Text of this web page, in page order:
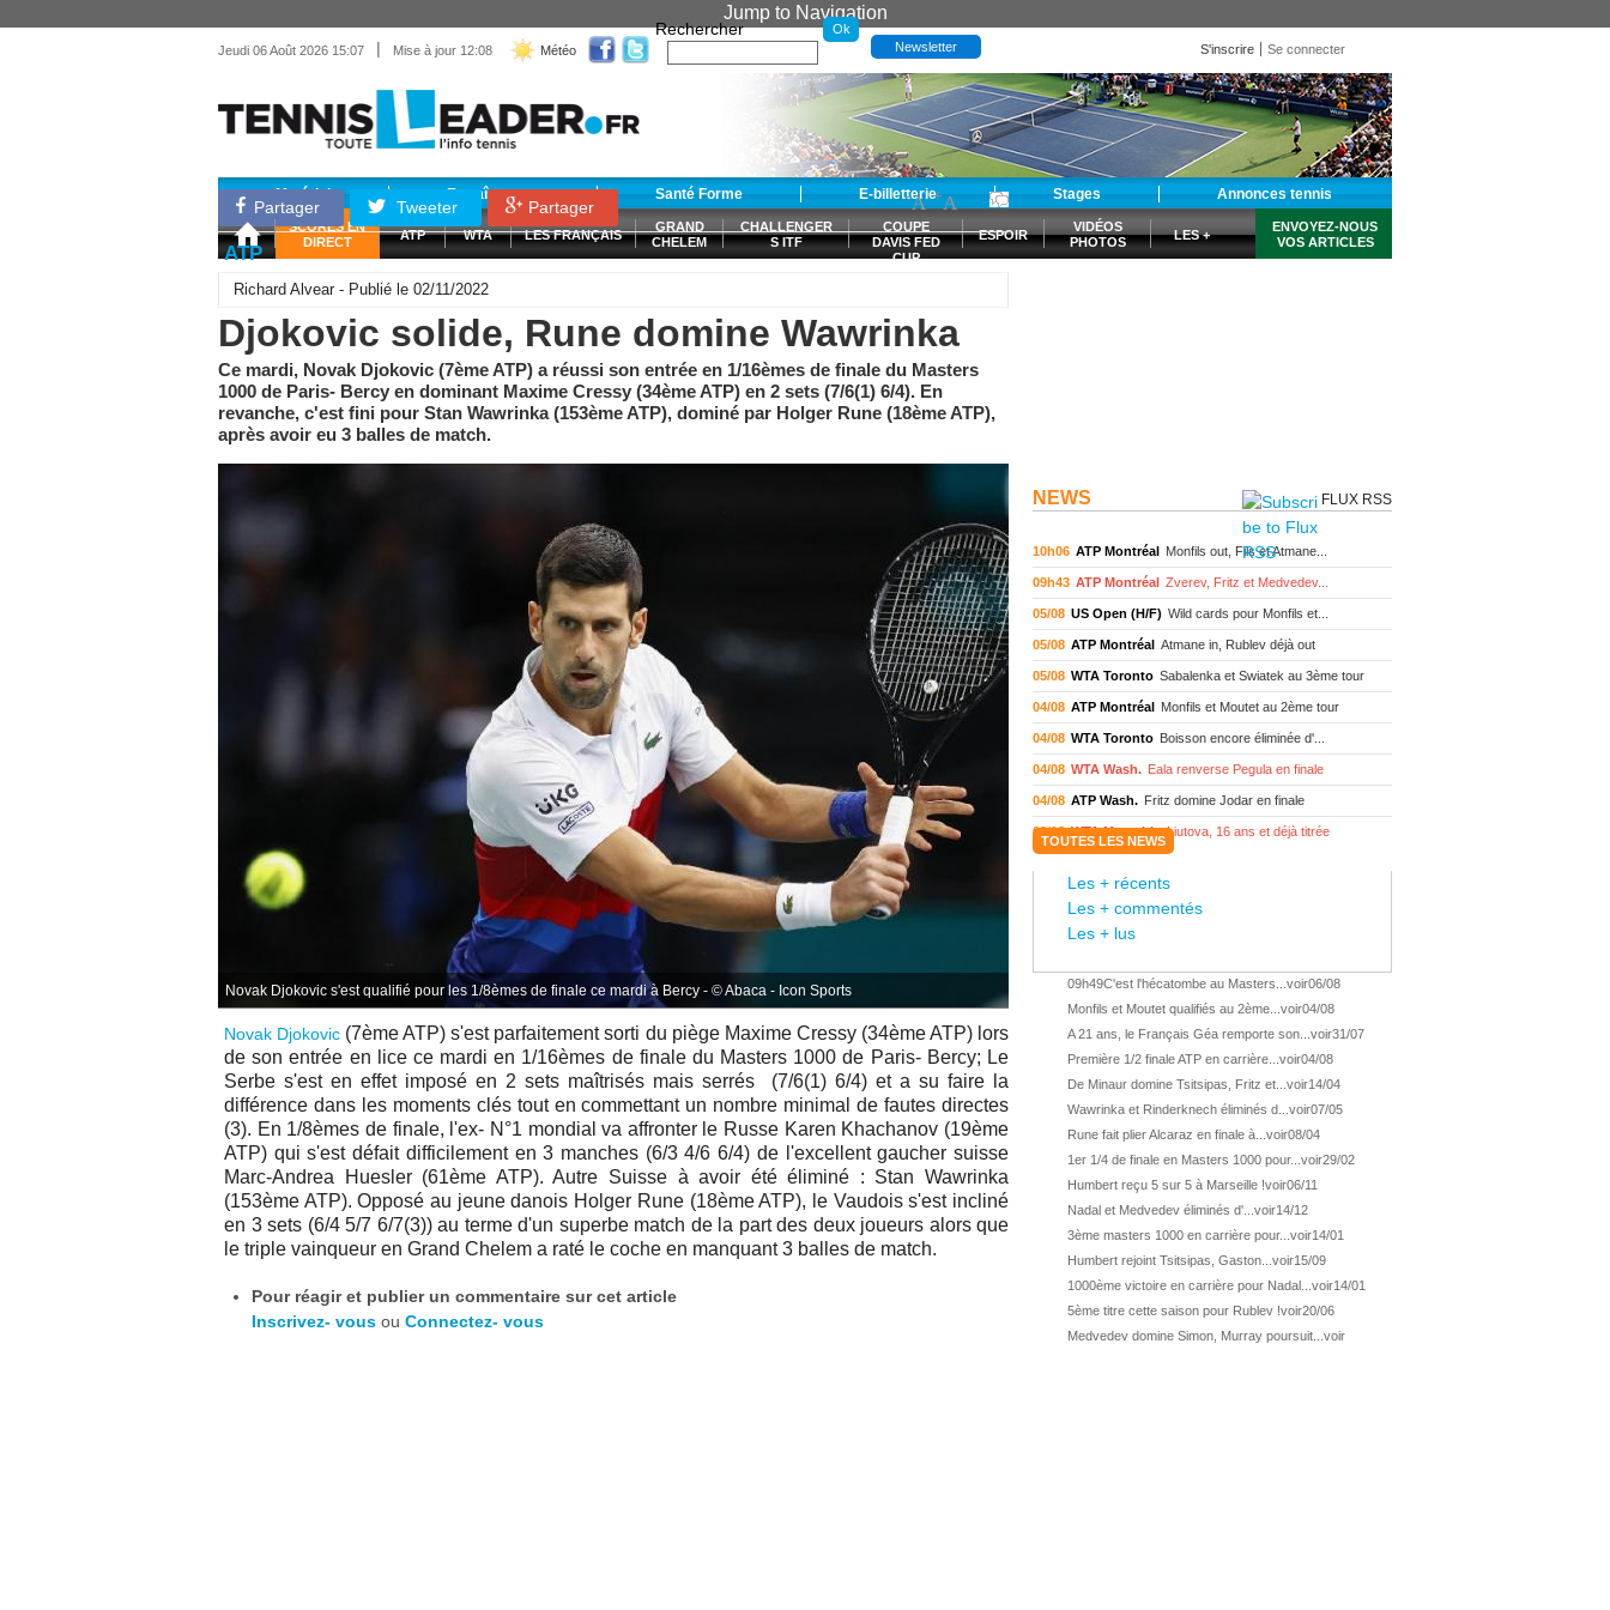
Jump to Navigation
Jeudi 06 Août 2026 15:07 | Mise à jour 12:08 Météo
Rechercher
Newsletter S'inscrire Se connecter
Matériel Entraînement Santé Forme E-billetterie Stages Annonces tennis
SCORES EN
DIRECT
ATP WTA LES FRANÇAIS
GRAND
CHELEM
CHALLENGER
S ITF
COUPE
DAVIS FED
CUP
ESPOIR
VIDÉOS
PHOTOS
LES +
ENVOYEZ-NOUS
VOS ARTICLES
Partager Tweeter Partager
-A +A
ATP
Richard Alvear - Publié le 02/11/2022
Djokovic solide, Rune domine Wawrinka
Ce mardi, Novak Djokovic (7ème ATP) a réussi son entrée en 1/16èmes de finale du Masters
1000 de Paris- Bercy en dominant Maxime Cressy (34ème ATP) en 2 sets (7/6(1) 6/4). En
revanche, c'est fini pour Stan Wawrinka (153ème ATP), dominé par Holger Rune (18ème ATP),
après avoir eu 3 balles de match.
Novak Djokovic s'est qualifié pour les 1/8èmes de finale ce mardi à Bercy - © Abaca - Icon Sports
Novak Djokovic (7ème ATP) s'est parfaitement sorti du piège Maxime Cressy (34ème ATP) lors
de son entrée en lice ce mardi en 1/16èmes de finale du Masters 1000 de Paris- Bercy; Le
Serbe s'est en effet imposé en 2 sets maîtrisés mais serrés (7/6(1) 6/4) et a su faire la
différence dans les moments clés tout en commettant un nombre minimal de fautes directes
(3). En 1/8èmes de finale, l'ex- N°1 mondial va affronter le Russe Karen Khachanov (19ème
ATP) qui s'est défait difficilement en 3 manches (6/3 4/6 6/4) de l'excellent gaucher suisse
Marc-Andrea Huesler (61ème ATP). Autre Suisse à avoir été éliminé : Stan Wawrinka
(153ème ATP). Opposé au jeune danois Holger Rune (18ème ATP), le Vaudois s'est incliné
en 3 sets (6/4 5/7 6/7(3)) au terme d'un superbe match de la part des deux joueurs alors que
le triple vainqueur en Grand Chelem a raté le coche en manquant 3 balles de match.
Pour réagir et publier un commentaire sur cet article
Inscrivez- vous ou Connectez- vous
NEWS FLUX RSS
10h06 ATP Montréal Monfils out, Fils et Atmane...
09h43 ATP Montréal Zverev, Fritz et Medvedev...
05/08 US Open (H/F) Wild cards pour Monfils et...
05/08 ATP Montréal Atmane in, Rublev déjà out
05/08 WTA Toronto Sabalenka et Swiatek au 3ème tour
04/08 ATP Montréal Monfils et Moutet au 2ème tour
04/08 WTA Toronto Boisson encore éliminée d'...
04/08 WTA Wash. Eala renverse Pegula en finale
04/08 ATP Wash. Fritz domine Jodar en finale
03/08 WTA Memphis Liutova, 16 ans et déjà titrée
ATP Los Cabos
WTA Wash.
ATP Los Cabos Géa en finale !
ATP Los Cabos 1ère 1/2 finale pour Géa
ATP Wash. Pas de 1/4 pour Humbert et Atmane
WTA Washington Déjà fini pour Fernandez
ATP Washington De Minaur domine Tsitsipas
ATP Washington Fritz et Musetti en 1/8èmes
WTA Prague Tagger, premier sacre à 18 ans
ATP Estoril Van Assche remporte son 1er...
ATP Estoril Van Assche s'offre Rublev
TOUTES LES NEWS
Les + récents
Les + commentés
Les + lus
09h49C'est l'hécatombe au Masters... voir06/08
Monfils et Moutet qualifiés au 2ème... voir04/08
A 21 ans, le Français Géa remporte son... voir31/07
Première 1/2 finale ATP en carrière... voir04/08
De Minaur domine Tsitsipas, Fritz et... voir14/04
Wawrinka et Rinderknech éliminés d... voir07/05
Rune fait plier Alcaraz en finale à... voir08/04
1er 1/4 de finale en Masters 1000 pour... voir29/02
Humbert reçu 5 sur 5 à Marseille !voir06/11
Nadal et Medvedev éliminés d'... voir14/12
3ème masters 1000 en carrière pour... voir14/01
Humbert rejoint Tsitsipas, Gaston... voir15/09
1000ème victoire en carrière pour Nadal... voir14/01
5ème titre cette saison pour Rublev !voir20/06
Medvedev domine Simon, Murray poursuit... voir